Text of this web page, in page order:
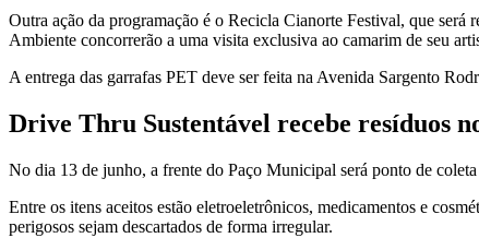
Outra ação da programação é o Recicla Cianorte Festival, que
Ambiente concorrerão a uma visita exclusiva ao camarim de seu
A entrega das garrafas PET deve ser feita na Avenida Sargento
Drive Thru Sustentável recebe resíduos
No dia 13 de junho, a frente do Paço Municipal será ponto de
Entre os itens aceitos estão eletroeletrônicos, medicamentos e
perigosos sejam descartados de forma irregular.